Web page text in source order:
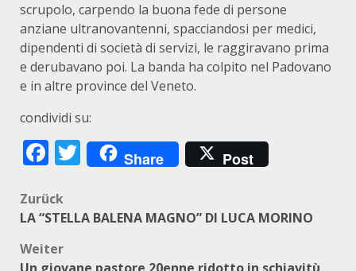
scrupolo, carpendo la buona fede di persone
anziane ultranovantenni, spacciandosi per medici,
dipendenti di società di servizi, le raggiravano prima
e derubavano poi. La banda ha colpito nel Padovano
e in altre province del Veneto.
condividi su:
Facebook
Twitter
Share Post
Beitragsnavigation
Zurück
LA “STELLA BALENA MAGNO” DI LUCA MORINO
Weiter